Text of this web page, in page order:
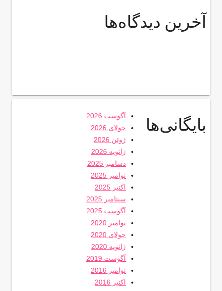
آخرین دیدگاه‌ها
بایگانی‌ها
آگوست 2026
جولای 2026
ژوئن 2026
ژانویه 2026
دسامبر 2025
نوامبر 2025
اکتبر 2025
سپتامبر 2025
آگوست 2025
نوامبر 2020
جولای 2020
ژانویه 2020
آگوست 2019
نوامبر 2016
اکتبر 2016